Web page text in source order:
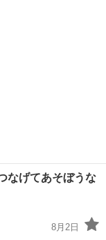
なげてあそぼうな
8月2日